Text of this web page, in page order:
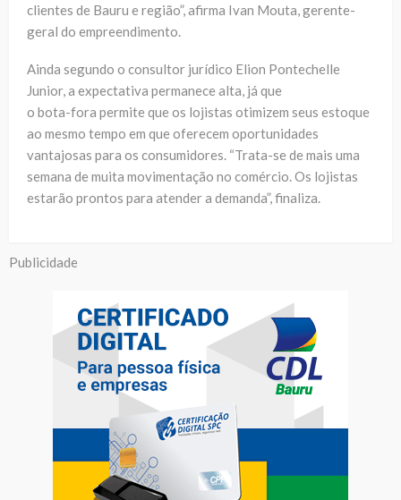
clientes de Bauru e região”, afirma Ivan Mouta, gerente-
geral do empreendimento.
Ainda segundo o consultor jurídico Elion Pontechelle
Junior, a expectativa permanece alta, já que
o bota-fora permite que os lojistas otimizem seus estoque
ao mesmo tempo em que oferecem oportunidades
vantajosas para os consumidores. “Trata-se de mais uma
semana de muita movimentação no comércio. Os lojistas
estarão prontos para atender a demanda”, finaliza.
Publicidade